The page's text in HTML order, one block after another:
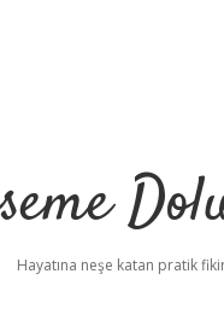
Hayatına neşe katan pratik